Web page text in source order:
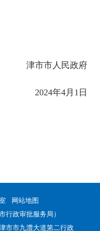
津市市人民政府
2024年4月1日
网站地图
行政审批服务局）
市市九澧大道第二行政